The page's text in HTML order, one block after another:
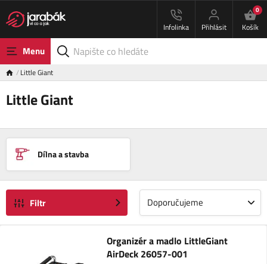
Infolinka Přihlásit
0
Košík
Menu
Little Giant
Little Giant
Dílna a stavba
Filtr Doporučujeme
Organizér a madlo LittleGiant
AirDeck 26057-001